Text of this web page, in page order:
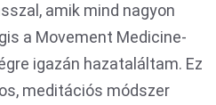
amik mind nagyon
a Movement Medicine-
igazán hazataláltam. Ez
meditációs módszer